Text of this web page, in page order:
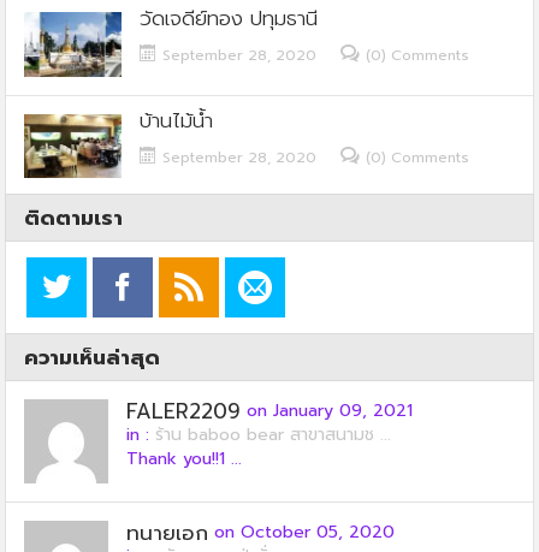
วัดเจดีย์ทอง ปทุมธานี
September 28, 2020 (0) Comments
บ้านไม้น้ำ
September 28, 2020 (0) Comments
ติดตามเรา
ความเห็นล่าสุด
FALER2209 on January 09, 2021
in : ร้าน baboo bear สาขาสนามช ...
Thank you!!1 ...
ทนายเอก on October 05, 2020